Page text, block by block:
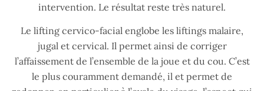
intervention. Le résultat reste très naturel.
Le lifting cervico-facial englobe les liftings malaire,
jugal et cervical. Il permet ainsi de corriger
l’affaissement de l’ensemble de la joue et du cou. C’est
le plus couramment demandé, il et permet de